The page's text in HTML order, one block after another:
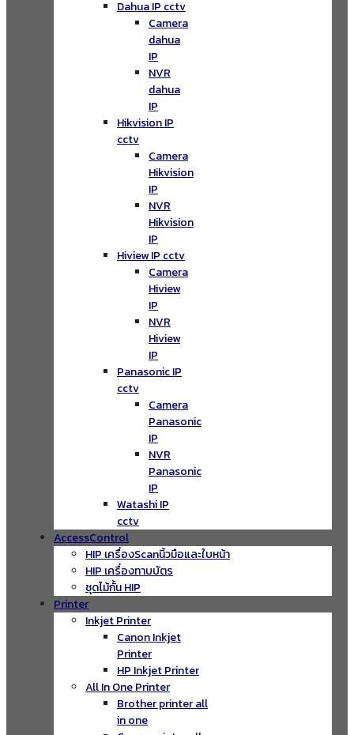
Dahua IP cctv
Camera
dahua
IP
NVR
dahua
IP
Hikvision IP
cctv
Camera
Hikvision
IP
NVR
Hikvision
IP
Hiview IP cctv
Camera
Hiview
IP
NVR
Hiview
IP
Panasonic IP
cctv
Camera
Panasonic
IP
NVR
Panasonic
IP
Watashi IP
cctv
AccessControl
HIP เครื่องScanนิ้วมือและใบหน้า
HIP เครื่องทาบบัตร
ชุดไม้กั้น HIP
Printer
Inkjet Printer
Canon Inkjet
Printer
HP Inkjet Printer
All In One Printer
Brother printer all
in one